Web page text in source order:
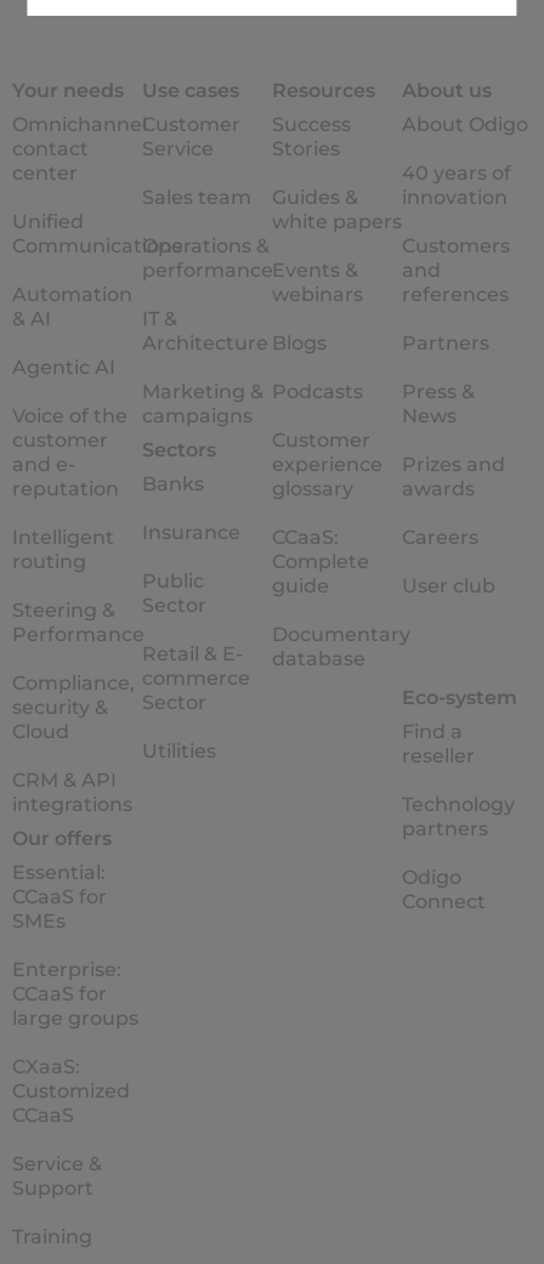
Your needs
Omnichannel
contact
center
Unified
Communications
Automation
& AI
Agentic AI
Voice of the
customer
and e-
reputation
Intelligent
routing
Steering &
Performance
Compliance,
security &
Cloud
CRM & API
integrations
Our offers
Essential:
CCaaS for
SMEs
Enterprise:
CCaaS for
large groups
CXaaS:
Customized
CCaaS
Service &
Support
Training
Use cases
Customer
Service
Sales team
Operations &
performance
IT &
Architecture
Marketing &
campaigns
Sectors
Banks
Insurance
Public
Sector
Retail & E-
commerce
Sector
Utilities
Resources
Success
Stories
Guides &
white papers
Events &
webinars
Blogs
Podcasts
Customer
experience
glossary
CCaaS:
Complete
guide
Documentary
database
About us
About Odigo
40 years of
innovation
Customers
and
references
Partners
Press &
News
Prizes and
awards
Careers
User club
Eco-system
Find a
reseller
Technology
partners
Odigo
Connect